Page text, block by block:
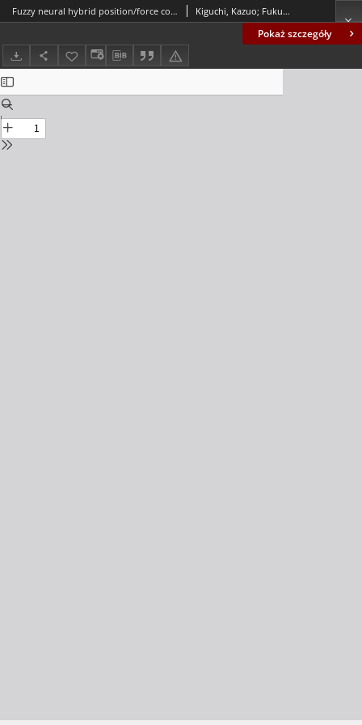
Pokaż szczegóły
Fuzzy neural hybrid position/force control for robot manipulators Kiguchi, Kazuo; Fukuda, Toshio